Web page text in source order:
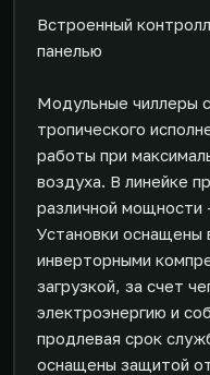
Встроенный
панелью
Модульные чиллеры
тропического
работы при
воздуха. В линейке
различной
Установки оснащены
инверторными
загрузкой, за счет
электроэнергию и
продлевая срок
оснащены защитой